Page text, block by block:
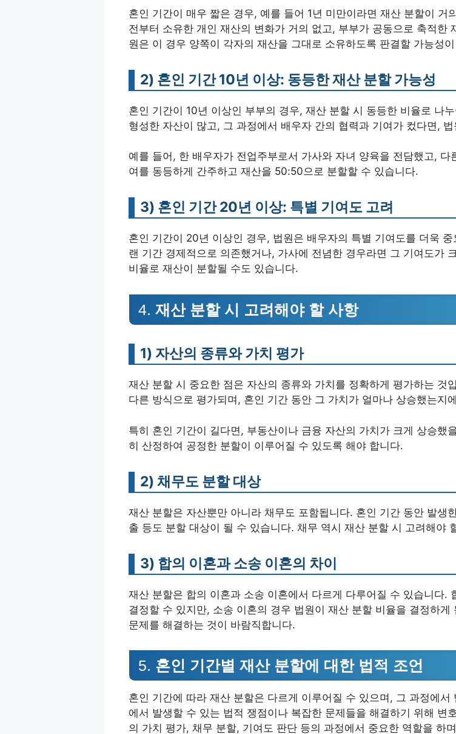
혼인 기간이 매우 짧은 경우, 예를 들어 1년 미만이라면 재산 분할이
전부터 소유한 개인 재산의 변화가 거의 없고, 부부가 공동으로 축적한
원은 이 경우 양쪽이 각자의 재산을 그대로 소유하도록 판결할 가능성
2) 혼인 기간 10년 이상: 동등한 재산 분할 가능성
혼인 기간이 10년 이상인 부부의 경우, 재산 분할 시 동등한 비율로 나
형성한 자산이 많고, 그 과정에서 배우자 간의 협력과 기여가 컸다면,
예를 들어, 한 배우자가 전업주부로서 가사와 자녀 양육을 전담했고,
여를 동등하게 간주하고 재산을 50:50으로 분할할 수 있습니다.
3) 혼인 기간 20년 이상: 특별 기여도 고려
혼인 기간이 20년 이상인 경우, 법원은 배우자의 특별 기여도를 더욱
랜 기간 경제적으로 의존했거나, 가사에 전념한 경우라면 그 기여도가
비율로 재산이 분할될 수도 있습니다.
4. 재산 분할 시 고려해야 할 사항
1) 자산의 종류와 가치 평가
재산 분할 시 중요한 점은 자산의 종류와 가치를 정확하게 평가하는 것
다른 방식으로 평가되며, 혼인 기간 동안 그 가치가 얼마나 상승했는지
특히 혼인 기간이 길다면, 부동산이나 금융 자산의 가치가 크게 상승했
히 산정하여 공정한 분할이 이루어질 수 있도록 해야 합니다.
2) 채무도 분할 대상
재산 분할은 자산뿐만 아니라 채무도 포함됩니다. 혼인 기간 동안 발생
출 등도 분할 대상이 될 수 있습니다. 채무 역시 재산 분할 시 고려해야
3) 합의 이혼과 소송 이혼의 차이
재산 분할은 합의 이혼과 소송 이혼에서 다르게 다루어질 수 있습니다.
결정할 수 있지만, 소송 이혼의 경우 법원이 재산 분할 비율을 결정하
문제를 해결하는 것이 바람직합니다.
5. 혼인 기간별 재산 분할에 대한 법적 조언
혼인 기간에 따라 재산 분할은 다르게 이루어질 수 있으며, 그 과정에
에서 발생할 수 있는 법적 쟁점이나 복잡한 문제들을 해결하기 위해 변
의 가치 평가, 채무 분할, 기여도 판단 등의 과정에서 중요한 역할을 하